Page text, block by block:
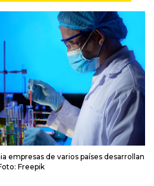
empresas de varios países desarrollan
Freepik